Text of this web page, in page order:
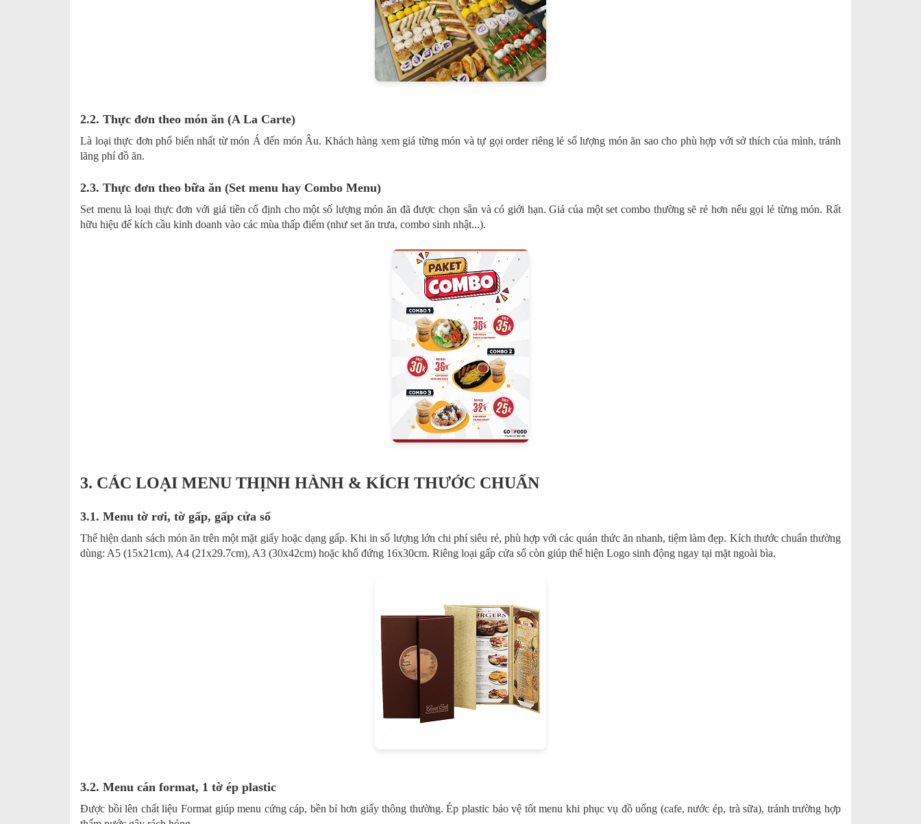
2.2. Thực đơn theo món ăn (A La Carte)
Là loại thực đơn phổ biến nhất từ món Á đến món Âu. Khách hàng xem giá từng món và tự gọi order riêng lẻ số lượng món ăn sao cho phù hợp với sở thích của mình, tránh
lãng phí đồ ăn.
2.3. Thực đơn theo bữa ăn (Set menu hay Combo Menu)
Set menu là loại thực đơn với giá tiền cố định cho một số lượng món ăn đã được chọn sẵn và có giới hạn. Giá của một set combo thường sẽ rẻ hơn nếu gọi lẻ từng món. Rất
hữu hiệu để kích cầu kinh doanh vào các mùa thấp điểm (như set ăn trưa, combo sinh nhật...).
3. CÁC LOẠI MENU THỊNH HÀNH & KÍCH THƯỚC CHUẨN
3.1. Menu tờ rơi, tờ gấp, gấp cửa sổ
Thể hiện danh sách món ăn trên một mặt giấy hoặc dạng gấp. Khi in số lượng lớn chi phí siêu rẻ, phù hợp với các quán thức ăn nhanh, tiệm làm đẹp. Kích thước chuẩn thường
dùng: A5 (15x21cm), A4 (21x29.7cm), A3 (30x42cm) hoặc khổ đứng 16x30cm. Riêng loại gấp cửa sổ còn giúp thể hiện Logo sinh động ngay tại mặt ngoài bìa.
3.2. Menu cán format, 1 tờ ép plastic
Được bồi lên chất liệu Format giúp menu cứng cáp, bền bỉ hơn giấy thông thường. Ép plastic bảo vệ tốt menu khi phục vụ đồ uống (cafe, nước ép, trà sữa), tránh trường hợp